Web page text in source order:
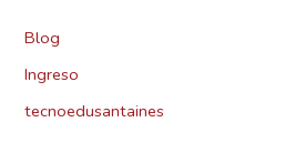
Blog
Ingreso
tecnoedusantaines